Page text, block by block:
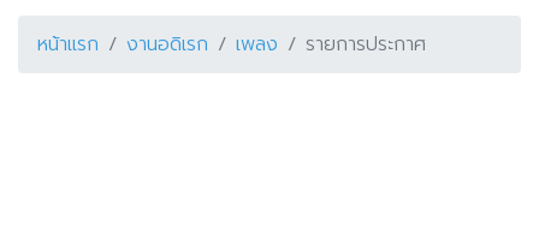
หน้าแรก งานอดิเรก เพลง รายการประกาศ